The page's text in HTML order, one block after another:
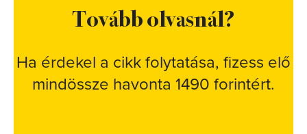
Tovább olvasnál?
Ha érdekel a cikk folytatása, fizess elő
mindössze havonta 1490 forintért.